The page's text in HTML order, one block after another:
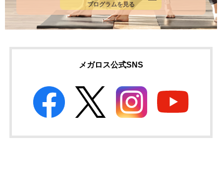
プログラムを見る
メガロス公式SNS